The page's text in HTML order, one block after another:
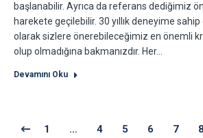
başlanabilir. Ayrıca da referans dediğimiz
harekete geçilebilir. 30 yıllık deneyime
olarak sizlere önerebileceğimiz en önemli
olup olmadığına bakmanızdır. Her…
Devamını Oku
1 … 4 5 6 7 8